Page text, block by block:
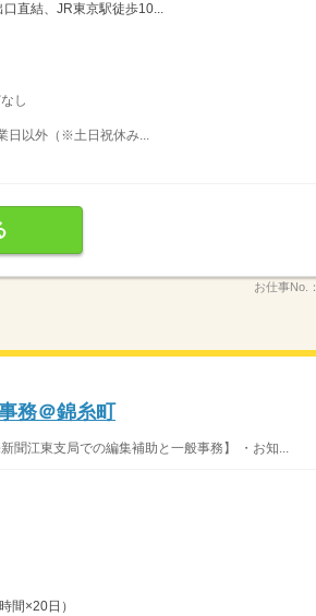
直結、JR東京駅徒歩10...
し
日以外（※土日祝休み...
お仕事No.：
務＠錦糸町
江東支局での編集補助と一般事務】 ・お知...
間×20日）